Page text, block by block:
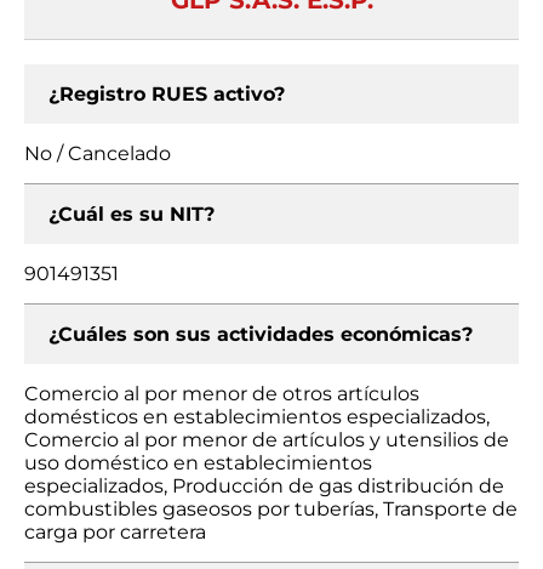
¿Registro RUES activo?
No / Cancelado
¿Cuál es su NIT?
901491351
¿Cuáles son sus actividades económicas?
Comercio al por menor de otros artículos
domésticos en establecimientos especializados,
Comercio al por menor de artículos y utensilios de
uso doméstico en establecimientos
especializados, Producción de gas distribución de
combustibles gaseosos por tuberías, Transporte de
carga por carretera